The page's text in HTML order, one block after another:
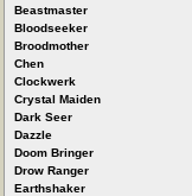
Beastmaster
Bloodseeker
Broodmother
Chen
Clockwerk
Crystal Maiden
Dark Seer
Dazzle
Doom Bringer
Drow Ranger
Earthshaker